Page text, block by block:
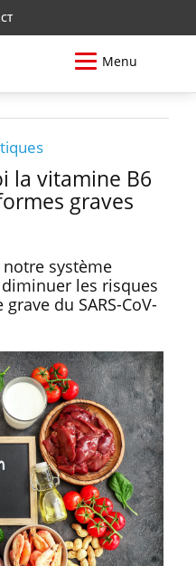
Menu
la vitamine B6
graves
système
les risques
du SARS-CoV-